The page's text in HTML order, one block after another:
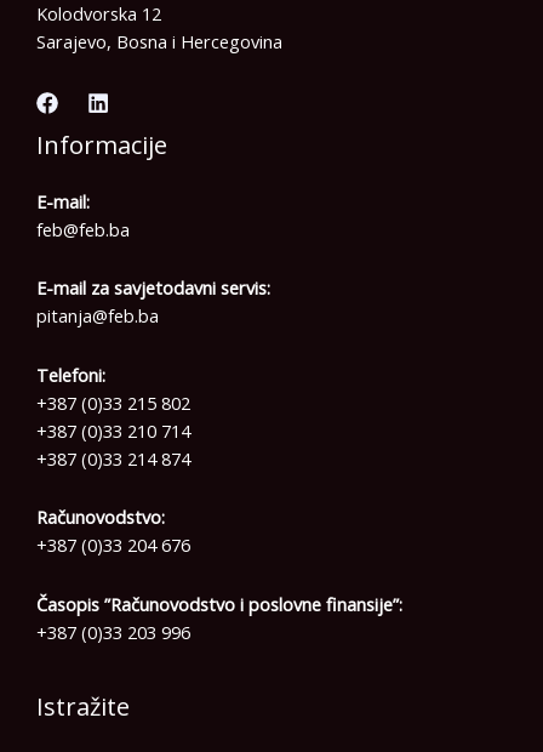
Kolodvorska 12
Sarajevo, Bosna i Hercegovina
Informacije
E-mail:
feb@feb.ba
E-mail za savjetodavni servis:
pitanja@feb.ba
Telefoni:
+387 (0)33 215 802
+387 (0)33 210 714
+387 (0)33 214 874
Računovodstvo:
+387 (0)33 204 676
Časopis ”Računovodstvo i poslovne finansije”:
+387 (0)33 203 996
Istražite